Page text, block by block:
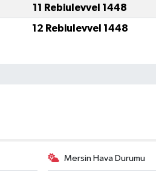
11 Rebiulevvel 1448
12 Rebiulevvel 1448
Mersin Hava Durumu